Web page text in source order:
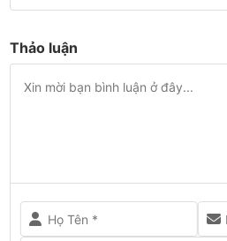
Thảo luận